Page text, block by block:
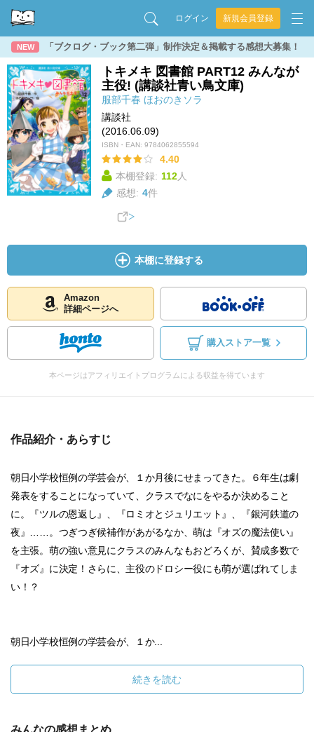
ログイン 新規会員登録
NEW 「ブクログ・ブック第二弾」制作決定＆掲載する感想大募集！
トキメキ 図書館 PART12 みんなが
主役! (講談社青い鳥文庫)
服部千春 ほおのきソラ
講談社
(2016.06.09)
ISBN・EAN: 9784062855594
4.40
本棚登録: 112人
感想: 4件
本棚に登録する
Amazon
詳細ページへ
購入ストア一覧
本ページはアフィリエイトプログラムによる収益を得ています
作品紹介・あらすじ
朝日小学校恒例の学芸会が、１か月後にせまってきた。６年生は劇
発表をすることになっていて、クラスでなにをやるか決めること
に。『ツルの恩返し』、『ロミオとジュリエット』、『銀河鉄道の
夜』……。つぎつぎ候補作があがるなか、萌は『オズの魔法使い』
を主張。萌の強い意見にクラスのみんなもおどろくが、賛成多数で
『オズ』に決定！さらに、主役のドロシー役にも萌が選ばれてしま
い！？
朝日小学校恒例の学芸会が、１か...
続きを読む
みんなの感想まとめ